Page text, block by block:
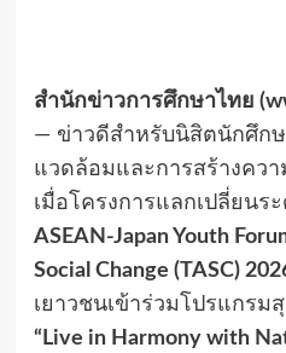
สำนักข่าวการศึกษาไทย
— ข่าวดีสำหรับนิสิตนักศึกษ
แวดล้อมและการสร้างคว
เมื่อโครงการแลกเปลี่ยนร
ASEAN-Japan Youth
Social Change (TASC)
เยาวชนเข้าร่วมโปรแกร
“Live in Harmony with